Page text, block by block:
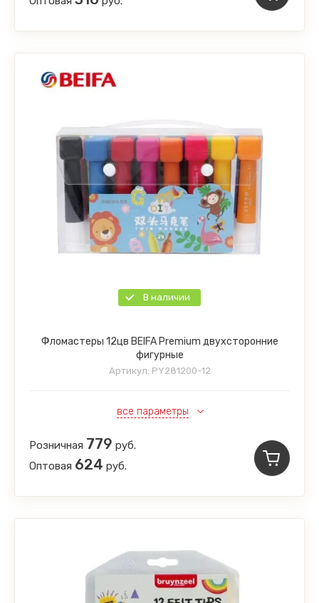
В наличии
Фломастеры 12цв BEIFA Premium двухсторонние
фигурные
Артикул: PY281200-12
все параметры
Розничная 779 руб.
Оптовая 624 руб.